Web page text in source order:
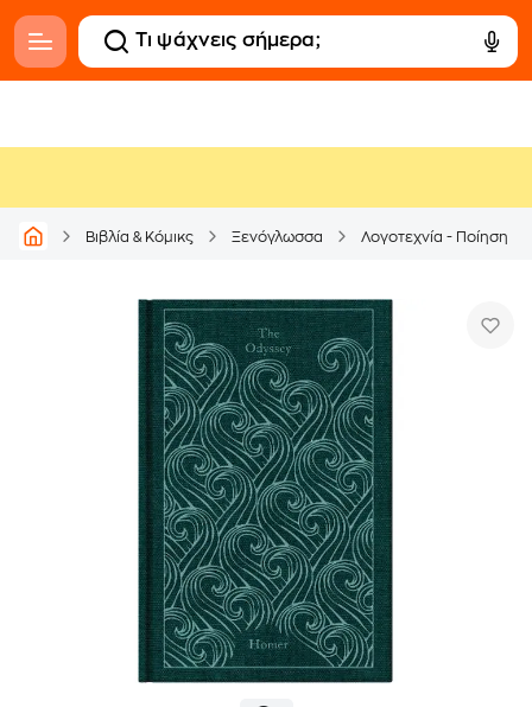
Βιβλία & Κόμικς Ξενόγλωσσα Λογοτεχνία - Ποίηση